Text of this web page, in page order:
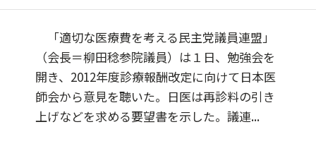
「適切な医療費を考える民主党議員連盟」
（会長＝柳田稔参院議員）は１日、勉強会を
開き、2012年度診療報酬改定に向けて日本医
師会から意見を聴いた。日医は再診料の引き
上げなどを求める要望書を示した。議連...